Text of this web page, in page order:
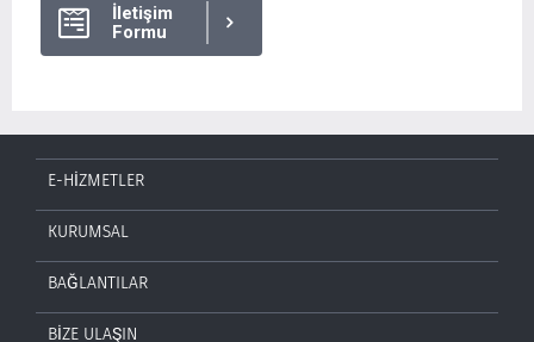
İletişim
Formu
E-HİZMETLER
KURUMSAL
BAĞLANTILAR
BİZE ULAŞIN